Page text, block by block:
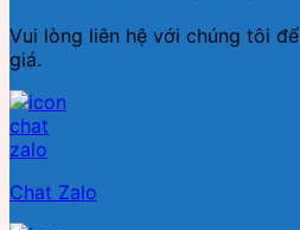
Vui lòng liên hệ với chúng tôi
giá.
Chat Zalo